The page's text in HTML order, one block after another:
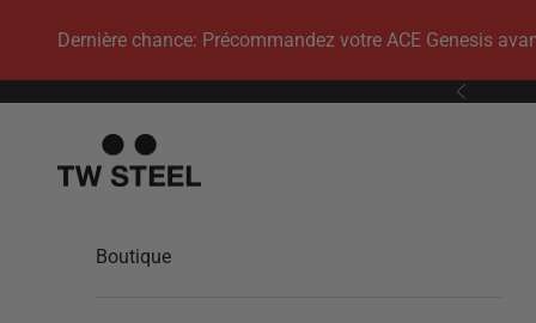
Dernière chance: Précommandez votre ACE Genesis
Précédent
TW Steel
Boutique